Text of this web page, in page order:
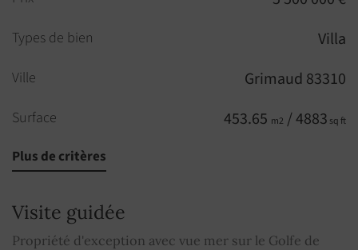
Types de bien Villa
Ville Grimaud 83310
Surface 453.65 m2 / 4883 sq ft
Pièces
Salles de bains
Plus de critères
Visite guidée
Propriété d'exception avec vue mer sur le Golfe de